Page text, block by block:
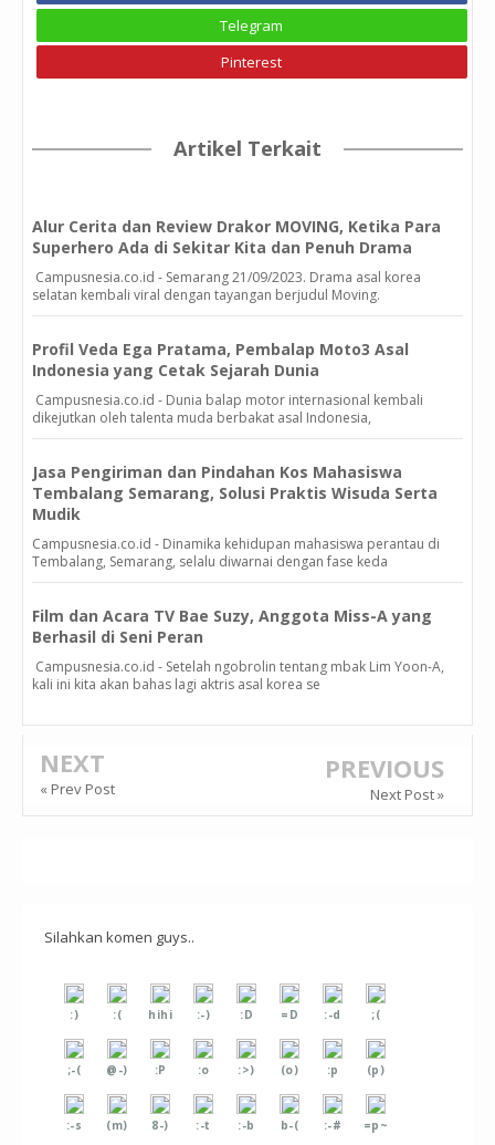
Telegram
Pinterest
Artikel Terkait
Alur Cerita dan Review Drakor MOVING, Ketika Para
Superhero Ada di Sekitar Kita dan Penuh Drama
Campusnesia.co.id - Semarang 21/09/2023. Drama asal korea
selatan kembali viral dengan tayangan berjudul Moving.
Profil Veda Ega Pratama, Pembalap Moto3 Asal
Indonesia yang Cetak Sejarah Dunia
Campusnesia.co.id - Dunia balap motor internasional kembali
dikejutkan oleh talenta muda berbakat asal Indonesia,
Jasa Pengiriman dan Pindahan Kos Mahasiswa
Tembalang Semarang, Solusi Praktis Wisuda Serta
Mudik
Campusnesia.co.id - Dinamika kehidupan mahasiswa perantau di
Tembalang, Semarang, selalu diwarnai dengan fase keda
Film dan Acara TV Bae Suzy, Anggota Miss-A yang
Berhasil di Seni Peran
Campusnesia.co.id - Setelah ngobrolin tentang mbak Lim Yoon-A,
kali ini kita akan bahas lagi aktris asal korea se
NEXT
« Prev Post
PREVIOUS
Next Post »
Silahkan komen guys..
:) :( hihi :-) :D =D :-d ;(
;-( @-) :P :o :>) (o) :p (p)
:-s (m) 8-) :-t :-b b-( :-# =p~